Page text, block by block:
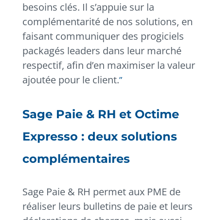
besoins clés. Il s’appuie sur la
complémentarité de nos solutions, en
faisant communiquer des progiciels
packagés leaders dans leur marché
respectif, afin d’en maximiser la valeur
ajoutée pour le client.
Sage Paie & RH et Octime
Expresso : deux solutions
complémentaires
Sage Paie & RH permet aux PME de
réaliser leurs bulletins de paie et leurs